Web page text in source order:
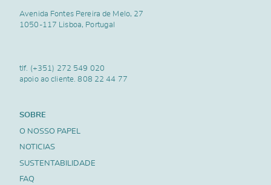
Avenida Fontes Pereira de Melo, 27
1050-117 Lisboa, Portugal
tlf. (+351) 272 549 020
apoio ao cliente.808 22 44 77
SOBRE
O NOSSO PAPEL
NOTICIAS
SUSTENTABILIDADE
FAQ